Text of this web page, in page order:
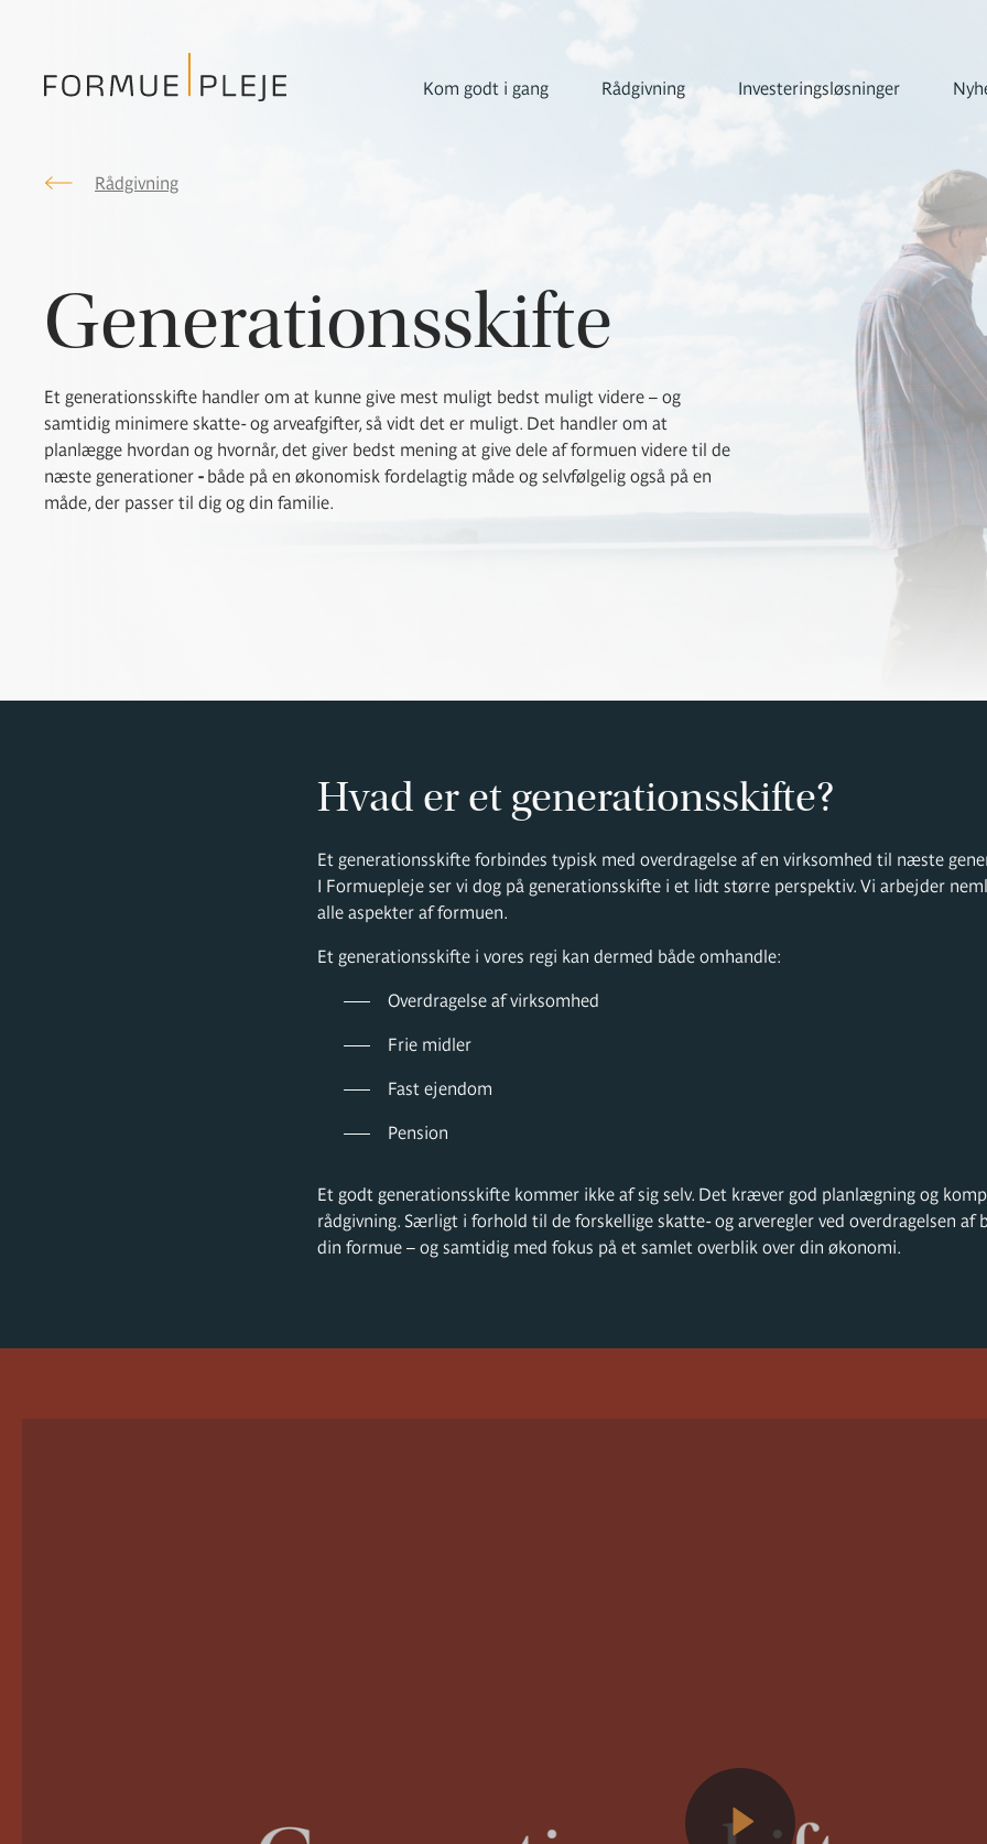
Kom godt i gang Rådgivning Investeringsløsninger
Rådgivning
Generationsskifte
Et generationsskifte handler om at kunne give mest muligt bedst muligt videre – og
samtidig minimere skatte- og arveafgifter, så vidt det er muligt. Det handler om at
planlægge hvordan og hvornår, det giver bedst mening at give dele af formuen videre til de
næste generationer -både på en økonomisk fordelagtig måde og selvfølgelig også på en
måde, der passer til dig og din familie.
Hvad er et generationsskifte?
Et generationsskifte forbindes typisk med overdragelse af en virksomhed til næste
I Formuepleje ser vi dog på generationsskifte i et lidt større perspektiv. Vi arbejder
alle aspekter af formuen.
Et generationsskifte i vores regi kan dermed både omhandle:
Overdragelse af virksomhed
Frie midler
Fast ejendom
Pension
Et godt generationsskifte kommer ikke af sig selv. Det kræver god planlægning og
rådgivning. Særligt i forhold til de forskellige skatte- og arveregler ved overdragelsen af
din formue – og samtidig med fokus på et samlet overblik over din økonomi.